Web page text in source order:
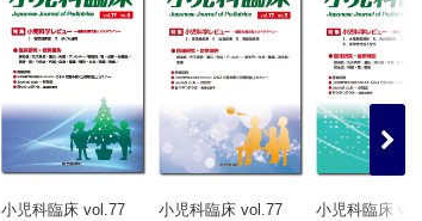
小児科臨床 vol.77
小児科臨床 vol.77
小児科臨床